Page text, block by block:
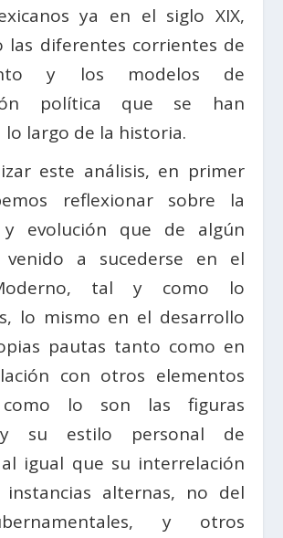
ya en el siglo XIX,
las diferentes corrientes de
y los modelos de
política que se han
lo largo de la historia.
este análisis, en primer
reflexionar sobre la
y evolución que de algún
a sucederse en el
tal y como lo
lo mismo en el desarrollo
pautas tanto como en
con otros elementos
como lo son las figuras
y su estilo personal de
igual que su interrelación
alternas, no del
y otros